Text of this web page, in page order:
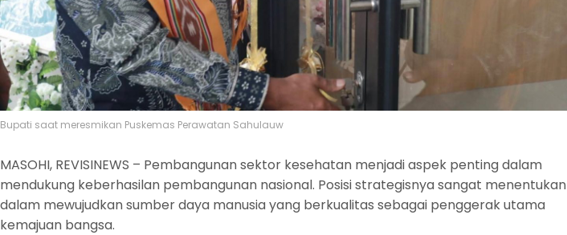
Bupati saat meresmikan Puskemas Perawatan Sahulauw
MASOHI, REVISINEWS – Pembangunan sektor kesehatan menjadi aspek penting dalam
mendukung keberhasilan pembangunan nasional. Posisi strategisnya sangat menentukan
dalam mewujudkan sumber daya manusia yang berkualitas sebagai penggerak utama
kemajuan bangsa.